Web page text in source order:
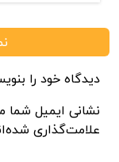
دیدگاه خود را
نشانی ایمیل شما
علامت‌گذاری